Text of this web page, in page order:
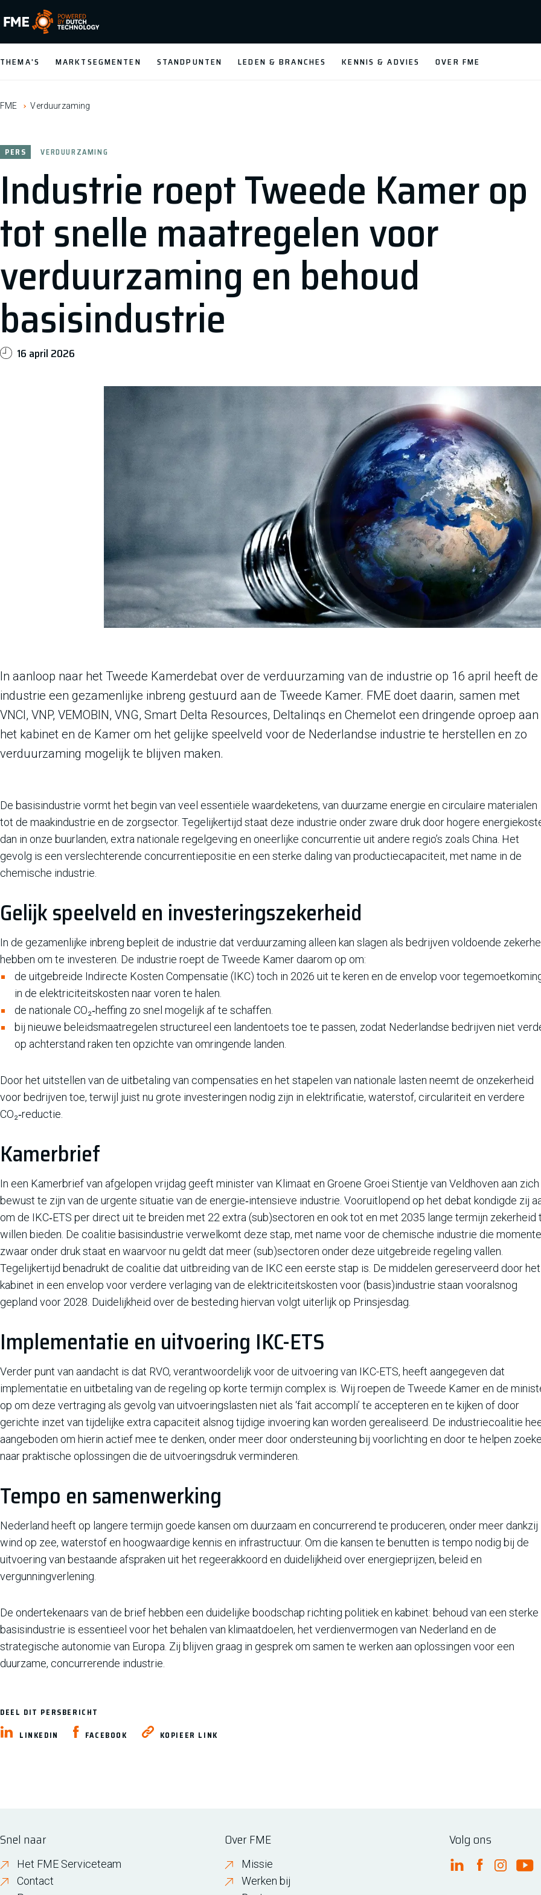
FME Logo, to the homepage
THEMA'S MARKTSEGMENTEN STANDPUNTEN LEDEN & BRANCHES KENNIS & ADVIES OVER FME
FME Verduurzaming
Industrie roept Tweede Kamer op
tot snelle maatregelen voor
verduurzaming en behoud
basisindustrie
PERS VERDUURZAMING
16 april 2026
In aanloop naar het Tweede Kamerdebat over de verduurzaming van de industrie op 16 april heeft de
industrie een gezamenlijke inbreng gestuurd aan de Tweede Kamer. FME doet daarin, samen met
VNCI, VNP, VEMOBIN, VNG, Smart Delta Resources, Deltalinqs en Chemelot een dringende oproep aan
het kabinet en de Kamer om het gelijke speelveld voor de Nederlandse industrie te herstellen en zo
verduurzaming mogelijk te blijven maken.
De basisindustrie vormt het begin van veel essentiële waardeketens, van duurzame energie en circulaire materialen
tot de maakindustrie en de zorgsector. Tegelijkertijd staat deze industrie onder zware druk door hogere
dan in onze buurlanden, extra nationale regelgeving en oneerlijke concurrentie uit andere regio’s zoals China. Het
gevolg is een verslechterende concurrentiepositie en een sterke daling van productiecapaciteit, met name in de
chemische industrie.
Gelijk speelveld en investeringszekerheid
In de gezamenlijke inbreng bepleit de industrie dat verduurzaming alleen kan slagen als bedrijven voldoende
hebben om te investeren. De industrie roept de Tweede Kamer daarom op om:
de uitgebreide Indirecte Kosten Compensatie (IKC) toch in 2026 uit te keren en de envelop voor
in de elektriciteitskosten naar voren te halen.
de nationale CO₂‑heffing zo snel mogelijk af te schaffen.
bij nieuwe beleidsmaatregelen structureel een landentoets toe te passen, zodat Nederlandse bedrijven niet
op achterstand raken ten opzichte van omringende landen.
Door het uitstellen van de uitbetaling van compensaties en het stapelen van nationale lasten neemt de onzekerheid
voor bedrijven toe, terwijl juist nu grote investeringen nodig zijn in elektrificatie, waterstof, circulariteit en verdere
CO₂‑reductie.
Kamerbrief
In een Kamerbrief van afgelopen vrijdag geeft minister van Klimaat en Groene Groei Stientje van Veldhoven aan zich
bewust te zijn van de urgente situatie van de energie‑intensieve industrie. Vooruitlopend op het debat kondigde zij
om de IKC‑ETS per direct uit te breiden met 22 extra (sub)sectoren en ook tot en met 2035 lange termijn zekerheid
willen bieden. De coalitie basisindustrie verwelkomt deze stap, met name voor de chemische industrie die
zwaar onder druk staat en waarvoor nu geldt dat meer (sub)sectoren onder deze uitgebreide regeling vallen.
Tegelijkertijd benadrukt de coalitie dat uitbreiding van de IKC een eerste stap is. De middelen gereserveerd door het
kabinet in een envelop voor verdere verlaging van de elektriciteitskosten voor (basis)industrie staan vooralsnog
gepland voor 2028. Duidelijkheid over de besteding hiervan volgt uiterlijk op Prinsjesdag.
Implementatie en uitvoering IKC-ETS
Verder punt van aandacht is dat RVO, verantwoordelijk voor de uitvoering van IKC-ETS, heeft aangegeven dat
implementatie en uitbetaling van de regeling op korte termijn complex is. Wij roepen de Tweede Kamer en de
op om deze vertraging als gevolg van uitvoeringslasten niet als ‘fait accompli’ te accepteren en te kijken of door
gerichte inzet van tijdelijke extra capaciteit alsnog tijdige invoering kan worden gerealiseerd. De industriecoalitie
aangeboden om hierin actief mee te denken, onder meer door ondersteuning bij voorlichting en door te helpen
naar praktische oplossingen die de uitvoeringsdruk verminderen.
Tempo en samenwerking
Nederland heeft op langere termijn goede kansen om duurzaam en concurrerend te produceren, onder meer dankzij
wind op zee, waterstof en hoogwaardige kennis en infrastructuur. Om die kansen te benutten is tempo nodig bij de
uitvoering van bestaande afspraken uit het regeerakkoord en duidelijkheid over energieprijzen, beleid en
vergunningverlening.
De ondertekenaars van de brief hebben een duidelijke boodschap richting politiek en kabinet: behoud van een sterke
basisindustrie is essentieel voor het behalen van klimaatdoelen, het verdienvermogen van Nederland en de
strategische autonomie van Europa. Zij blijven graag in gesprek om samen te werken aan oplossingen voor een
duurzame, concurrerende industrie.
DEEL DIT PERSBERICHT
LINKEDIN
FACEBOOK KOPIEER LINK
Snel naar
Het FME Serviceteam
Contact
Over FME
Missie
Werken bij
Volg ons
FME Linkedin
FMEFME